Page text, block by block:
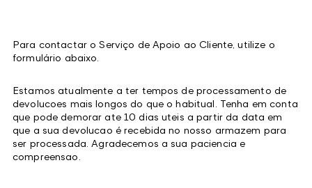
Para contactar o Serviço de Apoio ao Cliente, utilize o
formulário abaixo.
Estamos atualmente a ter tempos de processamento de
devolucoes mais longos do que o habitual. Tenha em conta
que pode demorar ate 10 dias uteis a partir da data em
que a sua devolucao é recebida no nosso armazem para
ser processada. Agradecemos a sua paciencia e
compreensao.